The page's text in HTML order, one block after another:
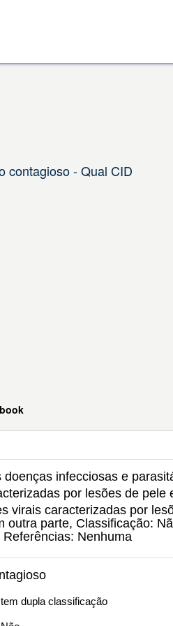
contagioso - Qual CID
doenças infecciosas e
por lesões de pele
virais caracterizadas por
outra parte, Classificação:
Nenhuma
dupla classificação